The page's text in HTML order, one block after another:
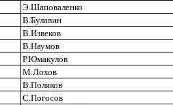
Э.Шаповаленко
В.Булавин
В.Извеков
В.Наумов
Р.Юмакулов
М.Лохов
В.Поляков
С.Погосов